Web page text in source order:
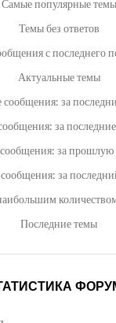
Самые популярные темы
Темы без ответов
с последнего
Актуальные темы
за
за
за прошлую
за
Последние темы